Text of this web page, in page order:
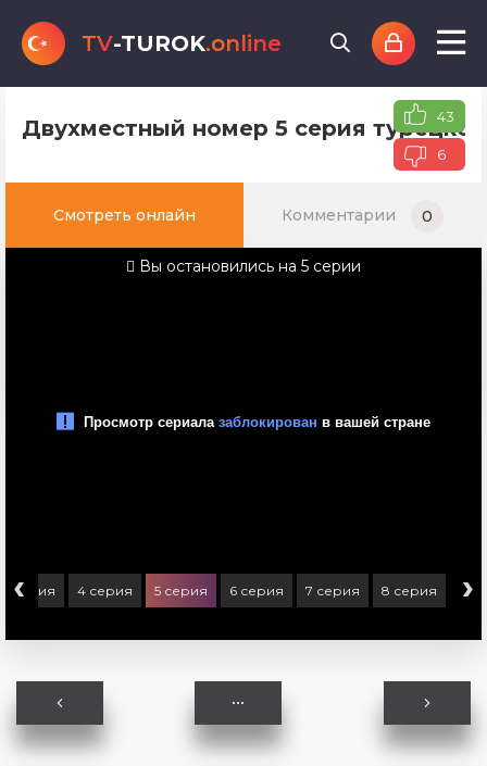
TV-TUROK.online
Двухместный номер 5 серия 43
6
Смотреть онлайн Комментарии 0
Вы остановились на 5 серии
‹
3 серия 4 серия 5 серия 6 серия 7 серия 8 серия ›